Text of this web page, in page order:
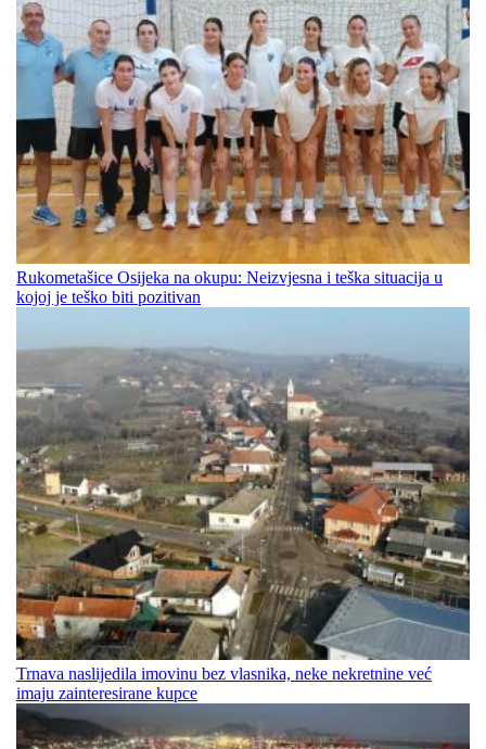
Rukometašice Osijeka na okupu: Neizvjesna i teška situacija u
kojoj je teško biti pozitivan
Trnava naslijedila imovinu bez vlasnika, neke nekretnine već
imaju zainteresirane kupce